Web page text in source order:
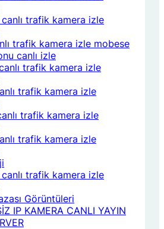
trafik kamera izle
trafik kamera izle mobese
canlı izle
trafik kamera izle
trafik kamera izle
trafik kamera izle
trafik kamera izle
trafik kamera izle
Görüntüleri
IP KAMERA CANLI YAYIN